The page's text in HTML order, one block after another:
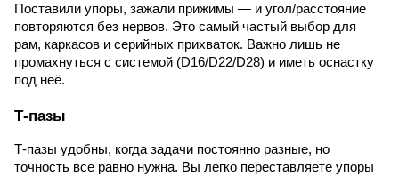
Поставили упоры, зажали прижимы — и угол/расстояние
повторяются без нервов. Это самый частый выбор для
рам, каркасов и серийных прихваток. Важно лишь не
промахнуться с системой (D16/D22/D28) и иметь оснастку
под неё.
Т-пазы
Т-пазы удобны, когда задачи постоянно разные, но
точность все равно нужна. Вы легко переставляете упоры